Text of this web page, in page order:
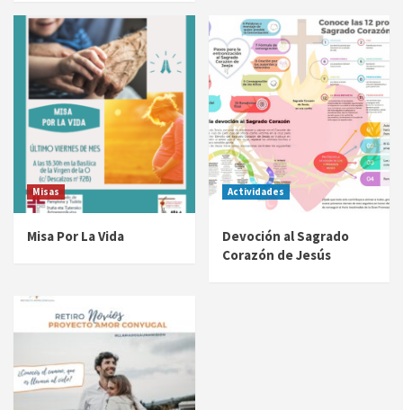
Misas
Misa Por La Vida
Actividades
Devoción al Sagrado
Corazón de Jesús